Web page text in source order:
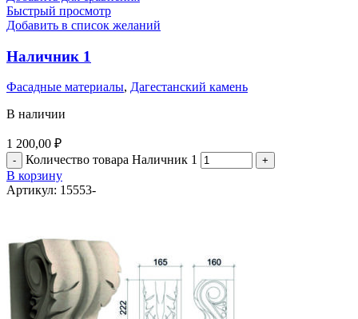
Быстрый просмотр
Добавить в список желаний
Наличник 1
Фасадные материалы, Дагестанский камень
В наличии
1 200,00 ₽
Количество товара Наличник 1
В корзину
Артикул: 15553-